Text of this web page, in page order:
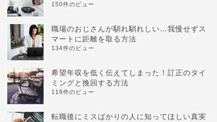
150件のビュー
職場のおじさんが馴れ馴れしい…我慢せずス
マートに距離を取る方法
134件のビュー
希望年収を低く伝えてしまった！訂正のタイ
ミングと挽回する方法
119件のビュー
転職後にミスばかりの人に知ってほしい真実